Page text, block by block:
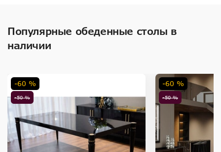
Популярные обеденные столы в
наличии
-50 %
-60 %
-50 %
-60 %